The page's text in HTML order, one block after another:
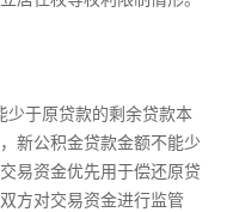
少于原贷款的剩余贷款本
新公积金贷款金额不能少
易资金优先用于偿还原贷
方对交易资金进行监管